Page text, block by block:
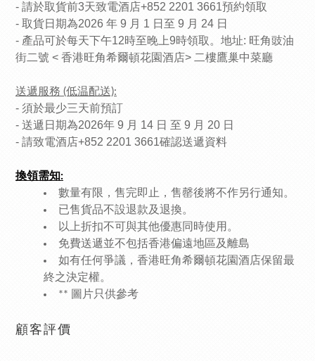
- 請於取貨前3天致電酒店+852 2201 3661預約領取
- 取貨日期為2026 年 9 月 1 日至 9 月 24 日
- 產品可於每天下午12時至晚上9時領取。地址: 旺角豉油
街二號 < 香港旺角希爾頓花園酒店> 二樓鷹巢中菜廳
送遞服務 (低温配送):
- 須於最少三天前預訂
- 送遞日期為2026年 9 月 14 日 至 9 月 20 日
- 請致電酒店+852 2201 3661確認送遞資料
換領需知:
數量有限，售完即止，售罄後將不作另行通知。
已售貨品不設退款及退換。
以上折扣不可與其他優惠同時使用。
免費送遞並不包括香港偏遠地區及離島
如有任何爭議，香港旺角希爾頓花園酒店保留最
終之決定權。
** 圖片只供參考
顧客評價